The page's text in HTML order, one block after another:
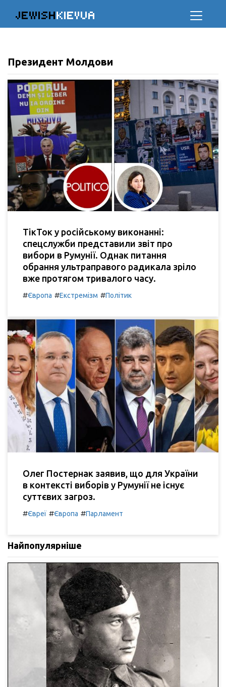
JEWISHKIEVUA
Президент Молдови
ТікТок у російському виконанні:
спецслужби представили звіт про
вибори в Румунії. Однак питання
обрання ультраправого радикала зріло
вже протягом тривалого часу.
#Європа #Екстремізм #Політик
Олег Постернак заявив, що для України
в контексті виборів у Румунії не існує
суттєвих загроз.
#Євреї #Європа #Парламент
Найпопулярніше